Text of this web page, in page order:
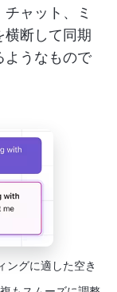
ャット、ミ
横断して同期
ようなもので
ングに適した空き